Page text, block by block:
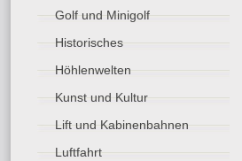
Golf und Minigolf
Historisches
Höhlenwelten
Kunst und Kultur
Lift und Kabinenbahnen
Luftfahrt